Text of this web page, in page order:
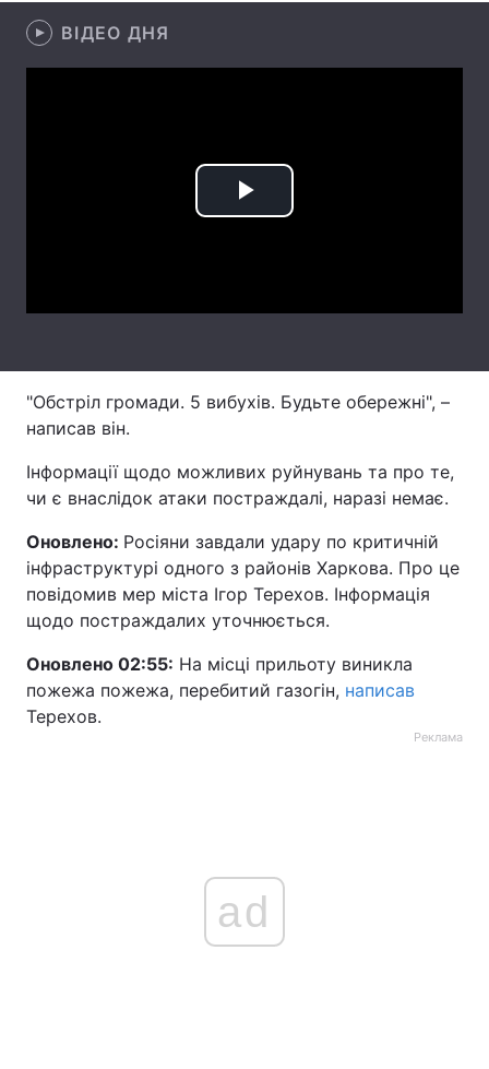
Цікавинки
Тема оформлення
ВІДЕО ДНЯ
Play
"Обстріл громади. 5 вибухів. Будьте обережні", –
написав він.
Інформації щодо можливих руйнувань та про те,
чи є внаслідок атаки постраждалі, наразі немає.
Оновлено: Росіяни завдали удару по критичній
інфраструктурі одного з районів Харкова. Про це
повідомив мер міста Ігор Терехов. Інформація
щодо постраждалих уточнюється.
Оновлено 02:55: На місці прильоту виникла
пожежа пожежа, перебитий газогін, написав
Терехов.
Реклама
ad